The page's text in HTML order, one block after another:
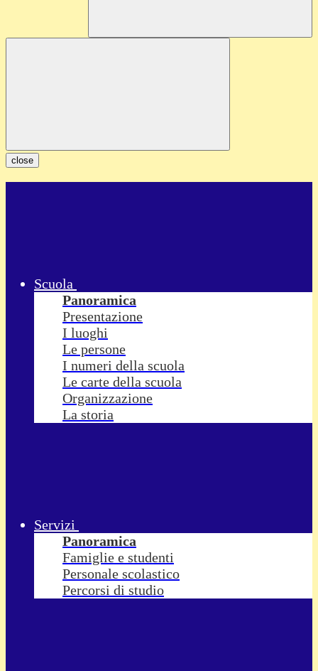
close
Scuola
Panoramica
Presentazione
I luoghi
Le persone
I numeri della scuola
Le carte della scuola
Organizzazione
La storia
Servizi
Panoramica
Famiglie e studenti
Personale scolastico
Percorsi di studio